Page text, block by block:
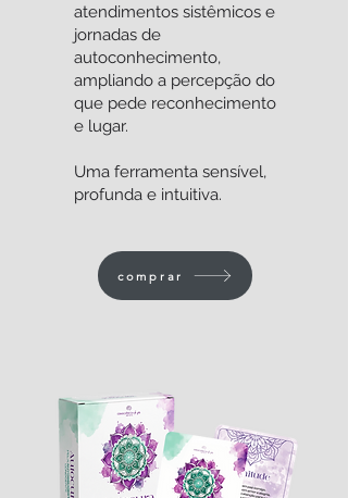
atendimentos sistêmicos e
jornadas de
autoconhecimento,
ampliando a percepção do
que pede reconhecimento
e lugar.
Uma ferramenta sensível,
profunda e intuitiva.
comprar